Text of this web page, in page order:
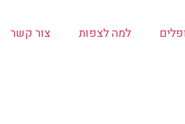
למה לצפות צור קשר